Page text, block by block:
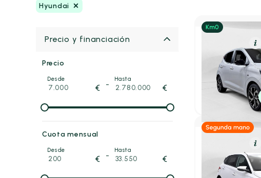
Hyundai
Precio y financiación
Precio
Desde
€ -
Hasta
€
Cuota mensual
Desde
€ -
Hasta
€
Hyundai i10
1.2 N LINE
20255 km 79cv
16.890€
Hyundai i20
1.2 MPI Klass